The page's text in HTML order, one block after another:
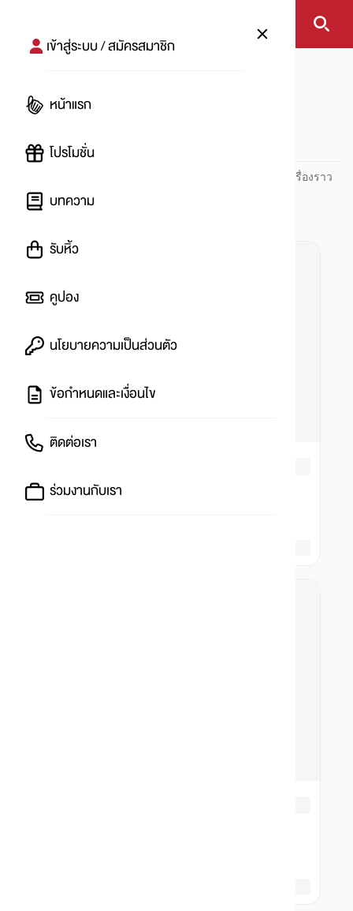
เข้าสู่ระบบ / สมัครสมาชิก
หน้าแรก
โปรโมชั่น
บทความ
รับหิ้ว
คูปอง
นโยบายความเป็นส่วนตัว
ข้อกำหนดและเงื่อนไข
ติดต่อเรา
ร่วมงานกับเรา
#
ปันโปร PUNPRO ที่ 1 ด้านโปรโมชัน อัปเดตและติดตามทุกเรื่องราว
โปรโมชัน